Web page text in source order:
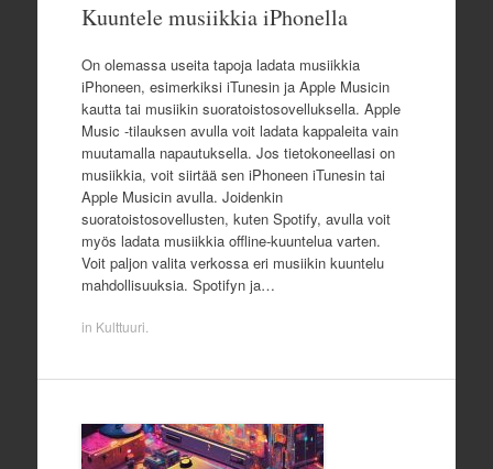
Kuuntele musiikkia iPhonella
On olemassa useita tapoja ladata musiikkia
iPhoneen, esimerkiksi iTunesin ja Apple Musicin
kautta tai musiikin suoratoistosovelluksella. Apple
Music -tilauksen avulla voit ladata kappaleita vain
muutamalla napautuksella. Jos tietokoneellasi on
musiikkia, voit siirtää sen iPhoneen iTunesin tai
Apple Musicin avulla. Joidenkin
suoratoistosovellusten, kuten Spotify, avulla voit
myös ladata musiikkia offline-kuuntelua varten.
Voit paljon valita verkossa eri musiikin kuuntelu
mahdollisuuksia. Spotifyn ja…
in Kulttuuri